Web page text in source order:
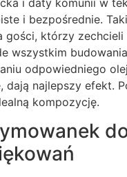
i bezpośrednie.
gości, którzy
wszystkim
odpowiedniego
dają najlepszy
kompozycję.